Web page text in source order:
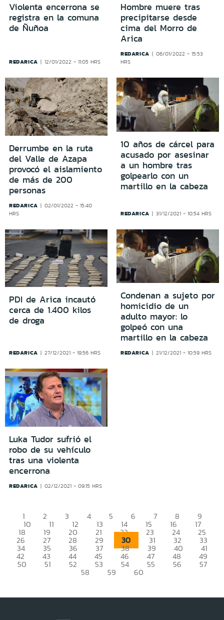
Violenta encerrona se
registra en la comuna
de Ñuñoa
REDARICA 12/01/2022 - 11:05 HRS
Hombre muere tras
precipitarse desde
cima del Morro de
Arica
REDARICA
06/01/2022 - 15:53
HRS
Derrumbe en la ruta
del Valle de Azapa
provocó el aislamiento
de más de 200
personas
REDARICA
02/01/2022 - 15:40
HRS
10 años de cárcel para
acusado por asesinar
a un hombre tras
golpearlo con un
martillo en la cabeza
REDARICA 31/12/2021 - 10:54 HRS
PDI de Arica incautó
cerca de 1.400 kilos
de droga
REDARICA 27/12/2021 - 19:56 HRS
Condenan a sujeto por
homicidio de un
adulto mayor: lo
golpeó con una
martillo en la cabeza
REDARICA 21/12/2021 - 10:59 HRS
Luka Tudor sufrió el
robo de su vehículo
tras una violenta
encerrona
REDARICA 02/12/2021 - 09:15 HRS
1 2 3 4 5 6 7 8 9
10 11 12 13 14 15 16 17
18 19 20 21 22 23 24 25
26 27 28 29 30 31 32 33
34 35 36 37 38 39 40 41
42 43 44 45 46 47 48 49
50 51 52 53 54 55 56 57
58 59 60